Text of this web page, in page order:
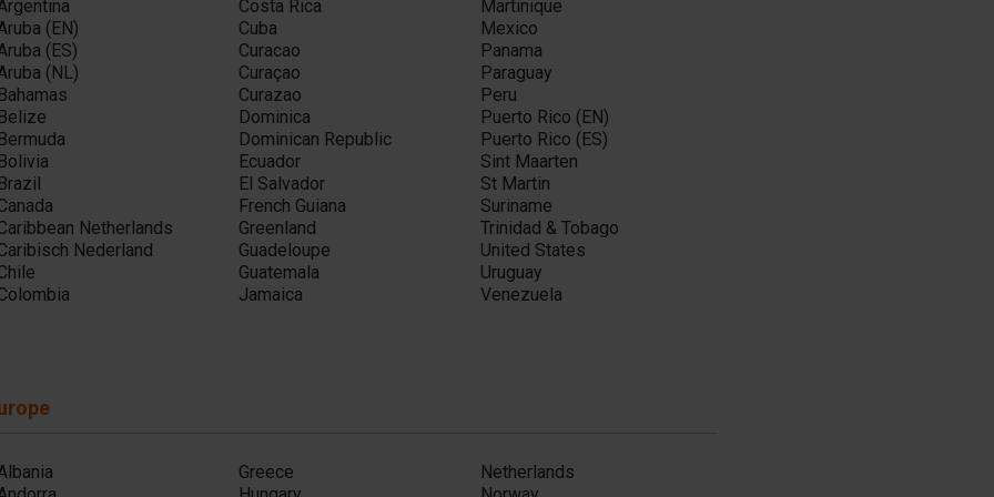
(EN)
(ES)
(NL)
Bahamas
Belize
Bermuda
Bolivia
Brazil
Netherlands
Nederland
Costa Rica
Cuba
Curacao
Curaçao
Curazao
Dominica
Dominican Republic
Ecuador
El Salvador
French Guiana
Greenland
Guadeloupe
Guatemala
Jamaica
Martinique
Mexico
Panama
Paraguay
Peru
Puerto Rico (EN)
Puerto Rico (ES)
Sint Maarten
St Martin
Suriname
Trinidad & Tobago
United States
Uruguay
Venezuela
Greece
Netherlands